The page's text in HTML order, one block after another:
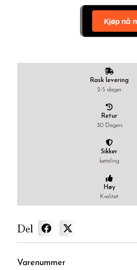
Rask levering
2-5 dager
Retur
30 Dagers
Sikker
betaling
Høy
Kvalitet
Del
Varenummer